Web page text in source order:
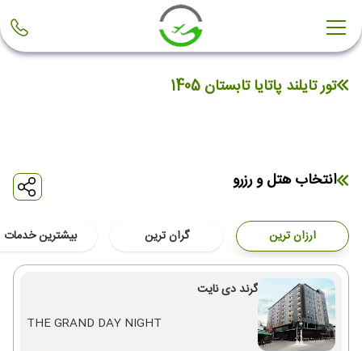
تور تایلند پاتایا تابستان 1405
انتخاب هتل و رزرو
ارزان ترین گران ترین بیشترین خدمات
گرند دی نایت
THE GRAND DAY NIGHT